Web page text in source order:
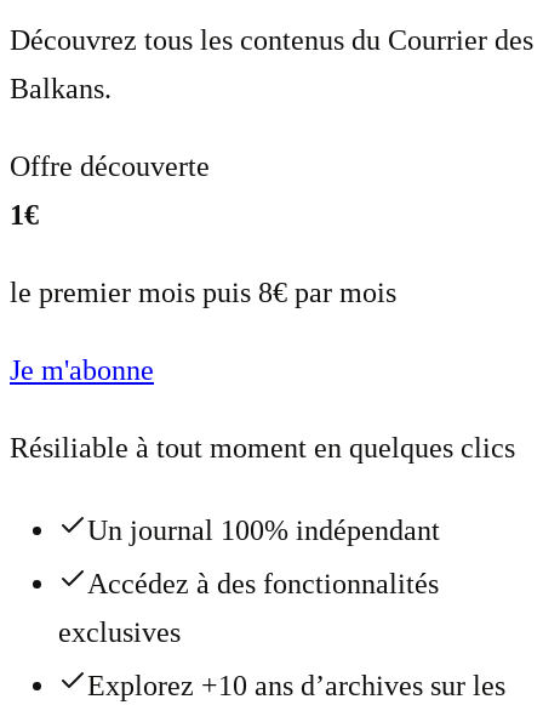
Découvrez tous les contenus du Courrier des
Balkans.
Offre découverte
1€
le premier mois puis 8€ par mois
Je m'abonne
Résiliable à tout moment en quelques clics
Un journal 100% indépendant
Accédez à des fonctionnalités
exclusives
Explorez +10 ans d’archives sur les